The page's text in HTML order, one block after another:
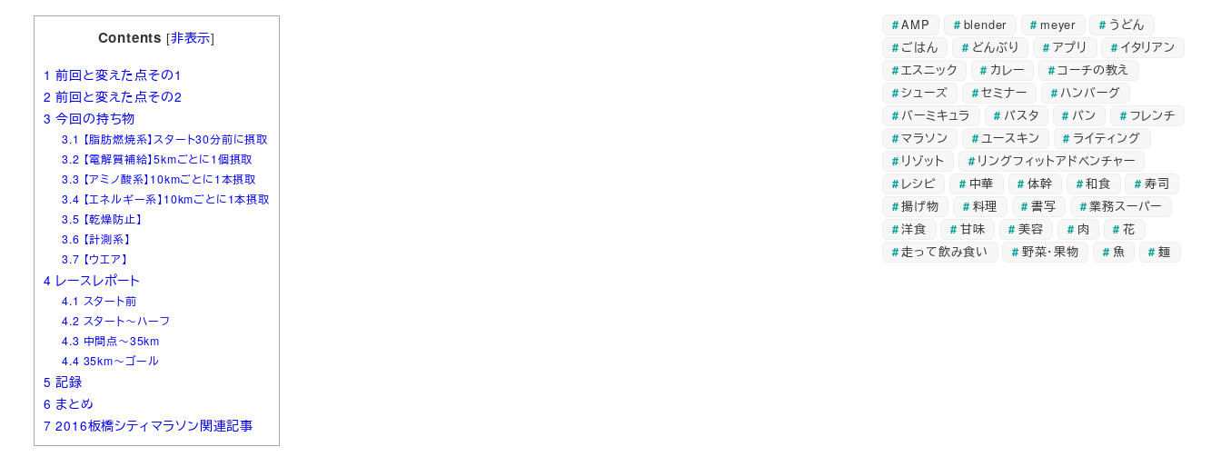
Contents [非表示]
1 前回と変えた点その1
2 前回と変えた点その2
3 今回の持ち物
3.1 【脂肪燃焼系】スタート30分前に摂取
3.2 【電解質補給】5kmごとに1個摂取
3.3 【アミノ酸系】10kmごとに1本摂取
3.4 【エネルギー系】10kmごとに1本摂取
3.5 【乾燥防止】
3.6 【計測系】
3.7 【ウエア】
4 レースレポート
4.1 スタート前
4.2 スタート～ハーフ
4.3 中間点～35km
4.4 35km～ゴール
5 記録
6 まとめ
7 2016板橋シティマラソン関連記事
AMP blender meyer
うどん
ごはん
どんぶり アプリ
イタリアン
エスニック
カレー
コーチの教え
シューズ
セミナー
ハンバーグ
バーミキュラ
パスタ パン
フレンチ
マラソン
ユースキン
ライティング
リゾット
リングフィットアドベンチャー
レシピ
中華 体幹 和食
寿司
揚げ物
料理 書写
業務スーパー
洋食
甘味 美容 肉
花
走って飲み食い
野菜・果物 魚 麺